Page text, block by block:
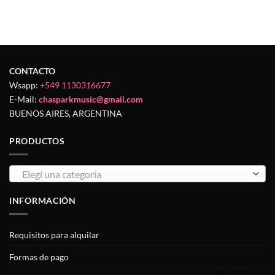
CONTACTO
Wsapp: +549 1130316677
E-Mail: chasparkmusic@gmail.com
BUENOS AIRES, ARGENTINA
PRODUCTOS
Elegí una categoría
INFORMACIÓN
Requisitos para alquilar
Formas de pago